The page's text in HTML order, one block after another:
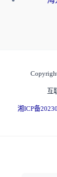
互
湘ICP备